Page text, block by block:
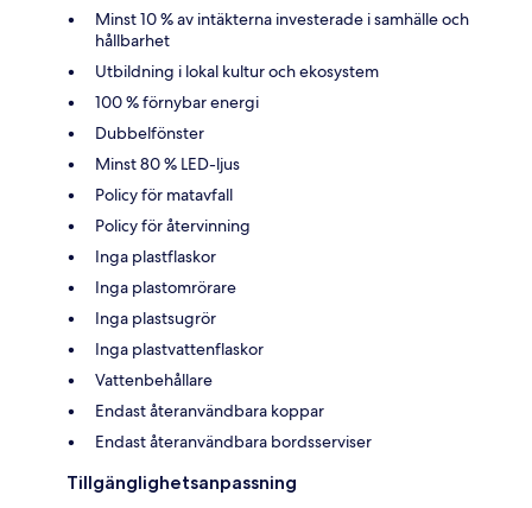
Minst 10 % av intäkterna investerade i samhälle och
hållbarhet
Utbildning i lokal kultur och ekosystem
100 % förnybar energi
Dubbelfönster
Minst 80 % LED-ljus
Policy för matavfall
Policy för återvinning
Inga plastflaskor
Inga plastomrörare
Inga plastsugrör
Inga plastvattenflaskor
Vattenbehållare
Endast återanvändbara koppar
Endast återanvändbara bordsserviser
Tillgänglighetsanpassning